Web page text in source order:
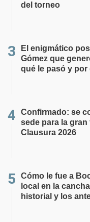
del torneo
El enigmático
Gómez que
qué le pasó y por
Confirmado: se
sede para la
Clausura 2026
Cómo le fue a
local en la
historial y los